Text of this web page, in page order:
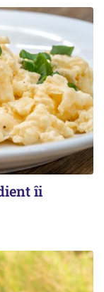
îi